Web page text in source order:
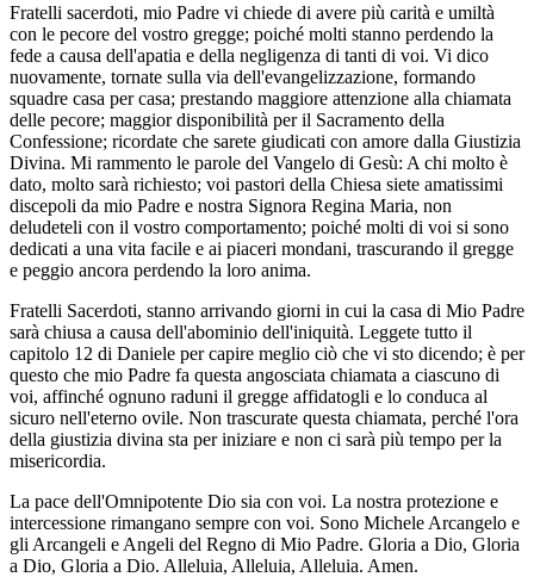
Fratelli sacerdoti, mio Padre vi chiede di avere più carità e umiltà
con le pecore del vostro gregge; poiché molti stanno perdendo la
fede a causa dell'apatia e della negligenza di tanti di voi. Vi dico
nuovamente, tornate sulla via dell'evangelizzazione, formando
squadre casa per casa; prestando maggiore attenzione alla chiamata
delle pecore; maggior disponibilità per il Sacramento della
Confessione; ricordate che sarete giudicati con amore dalla Giustizia
Divina. Mi rammento le parole del Vangelo di Gesù: A chi molto è
dato, molto sarà richiesto; voi pastori della Chiesa siete amatissimi
discepoli da mio Padre e nostra Signora Regina Maria, non
deludeteli con il vostro comportamento; poiché molti di voi si sono
dedicati a una vita facile e ai piaceri mondani, trascurando il gregge
e peggio ancora perdendo la loro anima.
Fratelli Sacerdoti, stanno arrivando giorni in cui la casa di Mio Padre
sarà chiusa a causa dell'abominio dell'iniquità. Leggete tutto il
capitolo 12 di Daniele per capire meglio ciò che vi sto dicendo; è per
questo che mio Padre fa questa angosciata chiamata a ciascuno di
voi, affinché ognuno raduni il gregge affidatogli e lo conduca al
sicuro nell'eterno ovile. Non trascurate questa chiamata, perché l'ora
della giustizia divina sta per iniziare e non ci sarà più tempo per la
misericordia.
La pace dell'Omnipotente Dio sia con voi. La nostra protezione e
intercessione rimangano sempre con voi. Sono Michele Arcangelo e
gli Arcangeli e Angeli del Regno di Mio Padre. Gloria a Dio, Gloria
a Dio, Gloria a Dio. Alleluia, Alleluia, Alleluia. Amen.